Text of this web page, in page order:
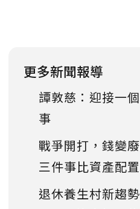
更多新聞報導
譚敦慈：迎接一
事
戰爭開打，錢變
三件事比資產配
退休養生村新趨